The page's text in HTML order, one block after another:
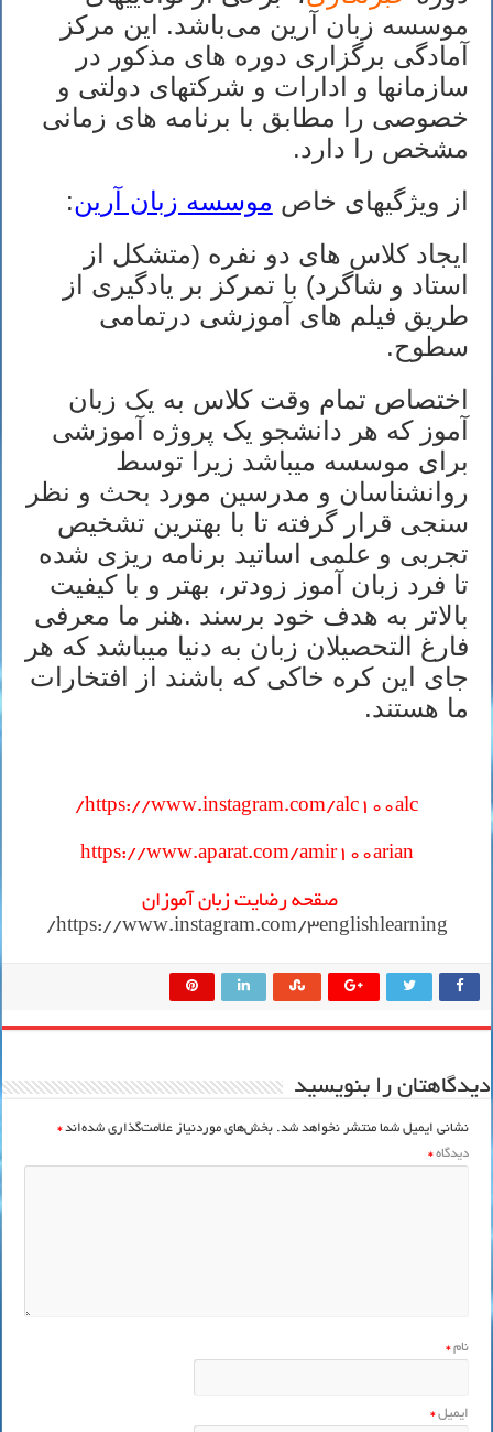
موسسه زبان آرین می‌باشد. این مرکز
آمادگی برگزاری دوره های مذکور در
سازمانها و ادارات و شرکتهای دولتی و
خصوصی را مطابق با برنامه های زمانی
مشخص را دارد.
از ویژگیهای خاص موسسه زبان آرین:
ایجاد کلاس های دو نفره (متشکل از
استاد و شاگرد) با تمرکز بر یادگیری از
طریق فیلم های آموزشی درتمامی
سطوح.
اختصاص تمام وقت کلاس به یک زبان
آموز که هر دانشجو یک پروژه آموزشی
برای موسسه میباشد زیرا توسط
روانشناسان و مدرسین مورد بحث و نظر
سنجی قرار گرفته تا با بهترین تشخیص
تجربی و علمی اساتید برنامه ریزی شده
تا فرد زبان آموز زودتر، بهتر و با کیفیت
بالاتر به هدف خود برسند .هنر ما معرفی
فارغ التحصیلان زبان به دنیا میباشد که هر
جای این کره خاکی که باشند از افتخارات
ما هستند.
https://www.instagram.com/alc100alc/
https://www.aparat.com/amir100arian
صقحه رضایت زبان آموزان
https://www.instagram.com/3englishlearning/
دیدگاهتان را بنویسید
نشانی ایمیل شما منتشر نخواهد شد. بخش‌های موردنیاز علامت‌گذاری شده‌اند*
دیدگاه*
نام*
ایمیل*